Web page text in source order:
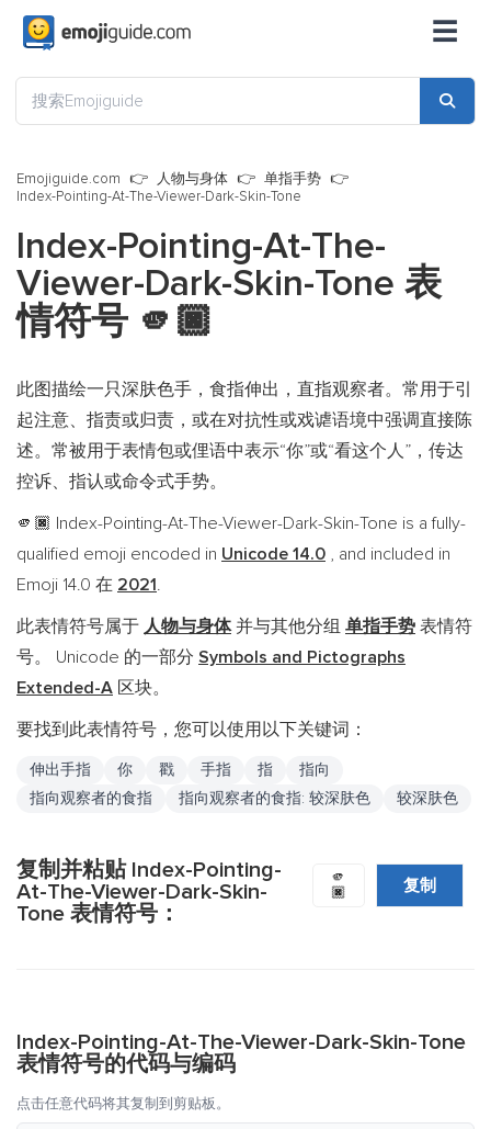
☰
Emojiguide.com 人物与身体
单指手势
Index-Pointing-At-The-Viewer-Dark-Skin-Tone
Index-Pointing-At-The-
Viewer-Dark-Skin-Tone 表
情符号 🫵🏿
此图描绘一只深肤色手，食指伸出，直指观察者。常用于引
起注意、指责或归责，或在对抗性或戏谑语境中强调直接陈
述。常被用于表情包或俚语中表示“你”或“看这个人”，传达
控诉、指认或命令式手势。
🫵🏿 Index-Pointing-At-The-Viewer-Dark-Skin-Tone is a fully-
qualified emoji encoded in Unicode 14.0 , and included in
Emoji 14.0 在 2021.
此表情符号属于 人物与身体并与其他分组 单指手势 表情符
号。 Unicode 的一部分 Symbols and Pictographs
Extended-A 区块。
要找到此表情符号，您可以使用以下关键词：
伸出手指 你 戳 手指 指
指向
指向观察者的食指
指向观察者的食指: 较深肤色 较深肤色
复制并粘贴 Index-Pointing-
At-The-Viewer-Dark-Skin-
Tone 表情符号：
🫵
🏿
复制
Index-Pointing-At-The-Viewer-Dark-Skin-Tone
表情符号的代码与编码
点击任意代码将其复制到剪贴板。